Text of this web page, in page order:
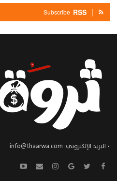
RSS
Subscribe
• البريد الإلكتروني: info@thaarwa.com